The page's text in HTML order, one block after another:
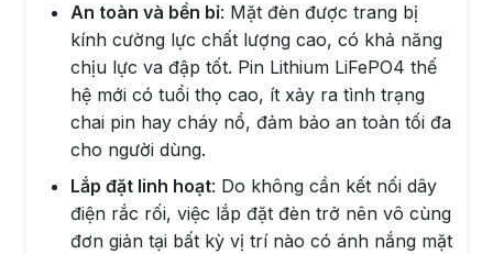
An toàn và bền bỉ: Mặt đèn được trang bị
kính cường lực chất lượng cao, có khả năng
chịu lực va đập tốt. Pin Lithium LiFePO4 thế
hệ mới có tuổi thọ cao, ít xảy ra tình trạng
chai pin hay cháy nổ, đảm bảo an toàn tối đa
cho người dùng.
Lắp đặt linh hoạt: Do không cần kết nối dây
điện rắc rối, việc lắp đặt đèn trở nên vô cùng
đơn giản tại bất kỳ vị trí nào có ánh nắng mặt